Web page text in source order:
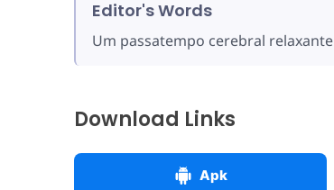
Editor's Words
Um passatempo cerebral
Download Links
Apk